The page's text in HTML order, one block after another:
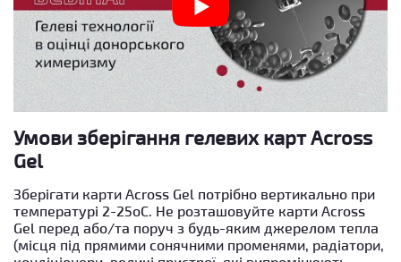
Умови зберігання гелевих карт Across
Gel
Зберігати карти Across Gel потрібно вертикально при
температурі 2-25оС. Не розташовуйте карти Across
Gel перед або/та поруч з будь-яким джерелом тепла
(місця під прямими сонячними променями, радіатори,